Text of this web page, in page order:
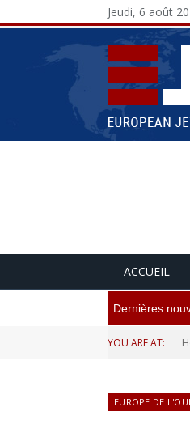
Jeudi, 6 août
ACCUEIL
Dernières
YOU ARE AT:
EUROPE DE